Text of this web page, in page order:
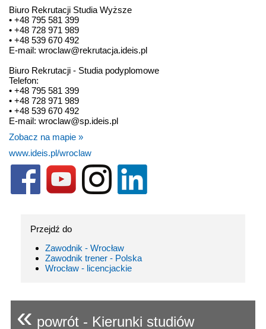
Biuro Rekrutacji Studia Wyższe
• +48 795 581 399
• +48 728 971 989
• +48 539 670 492
E-mail: wroclaw@rekrutacja.ideis.pl
Biuro Rekrutacji - Studia podyplomowe
Telefon:
• +48 795 581 399
• +48 728 971 989
• +48 539 670 492
E-mail: wroclaw@sp.ideis.pl
Zobacz na mapie »
www.ideis.pl/wroclaw
Przejdź do
Zawodnik - Wrocław
Zawodnik trener - Polska
Wrocław - licencjackie
« powrót - Kierunki studiów